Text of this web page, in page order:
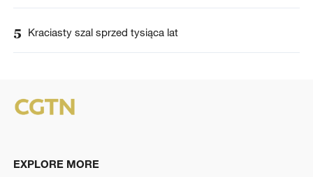
5 Kraciasty szal sprzed tysiąca lat
EXPLORE MORE